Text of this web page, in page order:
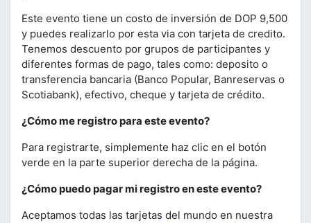
Este evento tiene un costo de inversión de DOP 9,500
y puedes realizarlo por esta via con tarjeta de credito.
Tenemos descuento por grupos de participantes y
diferentes formas de pago, tales como: deposito o
transferencia bancaria (Banco Popular, Banreservas o
Scotiabank), efectivo, cheque y tarjeta de crédito.
¿Cómo me registro para este evento?
Para registrarte, simplemente haz clic en el botón
verde en la parte superior derecha de la página.
¿Cómo puedo pagar mi registro en este evento?
Aceptamos todas las tarjetas del mundo en nuestra